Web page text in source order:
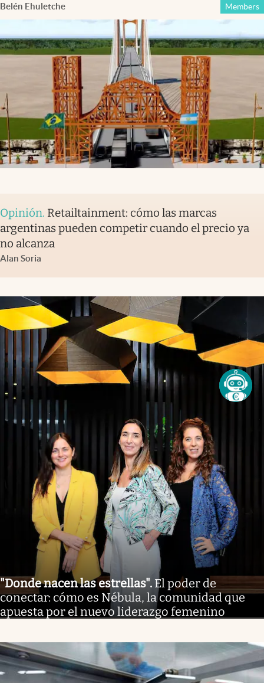
Belén Ehuletche Members
Opinión. Retailtainment: cómo las marcas
argentinas pueden competir cuando el precio ya
no alcanza
Alan Soria
"Donde nacen las estrellas". El poder de
conectar: cómo es Nébula, la comunidad que
apuesta por el nuevo liderazgo femenino